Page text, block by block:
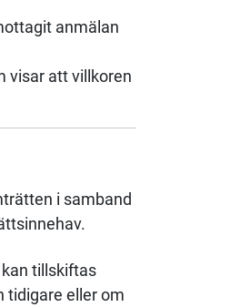
anmälan
visar att villkoren
i samband
tillskiftas
tidigare eller om